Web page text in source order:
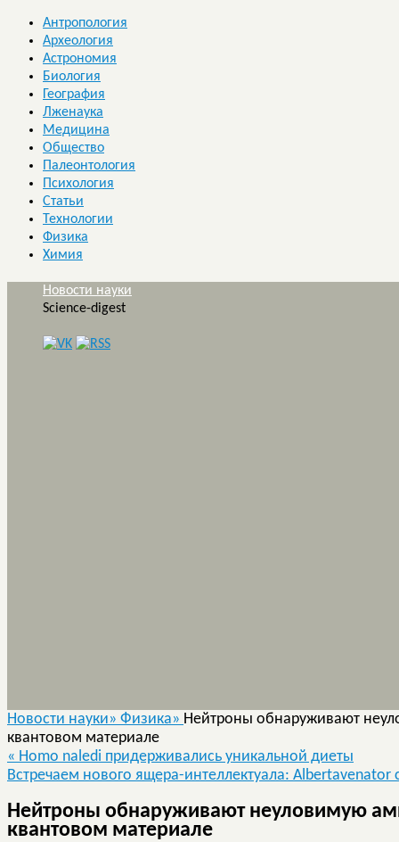
Антропология
Археология
Астрономия
Биология
География
Лженаука
Медицина
Общество
Палеонтология
Психология
Статьи
Технологии
Физика
Химия
Новости науки
Science-digest
Новости науки» Физика» Нейтроны обнаруживают
квантовом материале
« Homo naledi придерживались уникальной диеты
Встречаем нового ящера-интеллектуала: Albertavenator
Нейтроны обнаруживают неуловимую
квантовом материале